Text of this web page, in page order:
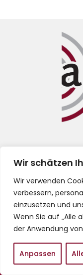
Wir schätzen
Wir verwenden
verbessern,
einzusetzen und
Wenn Sie auf „Alle
der Anwendung
Anpassen